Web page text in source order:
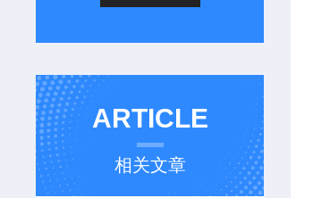
ARTICLE
相关文章